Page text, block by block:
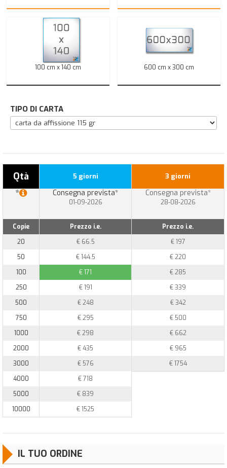
100 cm x 140 cm 600 cm x 300 cm
TIPO DI CARTA
Qtà
*
Copie
20
50
100
250
500
750
1000
2000
3000
4000
5000
10000
5 giorni
Consegna prevista*
01-09-2026
Prezzo i.e.
€ 66.5
€ 144.5
€ 171
€ 191
€ 248
€ 295
€ 298
€ 435
€ 576
€ 718
€ 839
€ 1525
3 giorni
Consegna prevista*
28-08-2026
Prezzo i.e.
€ 197
€ 220
€ 285
€ 339
€ 342
€ 500
€ 662
€ 965
€ 1754
IL TUO ORDINE